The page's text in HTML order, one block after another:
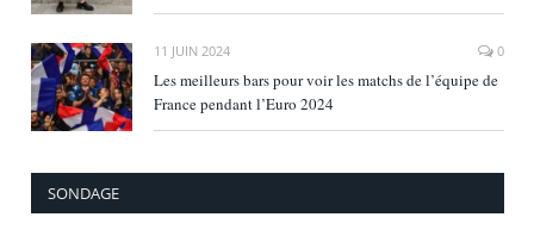
11 JUIN 2024 0
Les meilleurs bars pour voir les matchs de l’équipe de
France pendant l’Euro 2024
SONDAGE